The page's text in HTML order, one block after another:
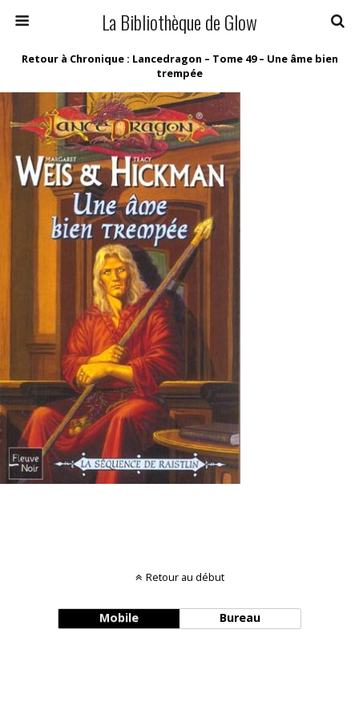
La Bibliothèque de Glow
Retour à Chronique : Lancedragon – Tome 49 – Une âme bien
trempée
Retour au début
Mobile Bureau